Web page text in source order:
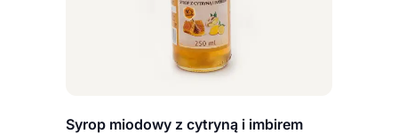
Syrop miodowy z cytryną i imbirem